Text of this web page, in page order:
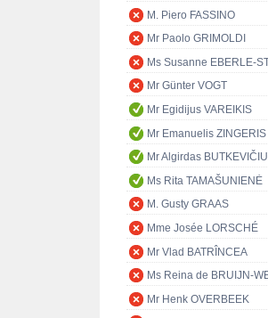
M. Piero FASSINO
Mr Paolo GRIMOLDI
Ms Susanne EBERLE-
Mr Günter VOGT
Mr Egidijus VAREIKIS
Mr Emanuelis ZINGERIS
Mr Algirdas
Ms Rita TAMAŠUNIENĖ
M. Gusty GRAAS
Mme Josée LORSCHÉ
Mr Vlad BATRÎNCEA
Ms Reina de BRUIJN-
Mr Henk OVERBEEK